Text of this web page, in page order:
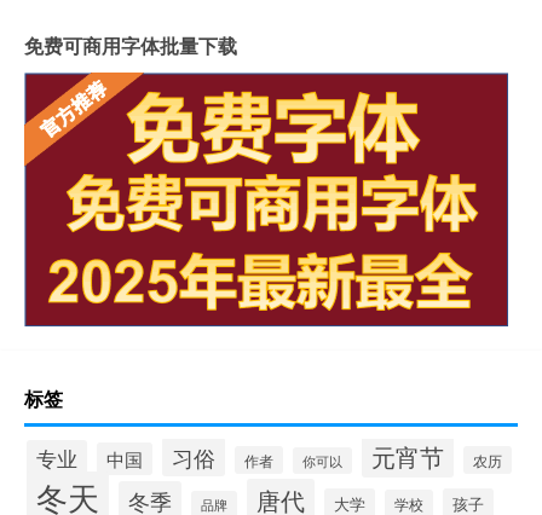
免费可商用字体批量下载
标签
专业 中国 习俗 作者 你可以 元宵节 农历
冬天 冬季 品牌 唐代 大学 学校 孩子